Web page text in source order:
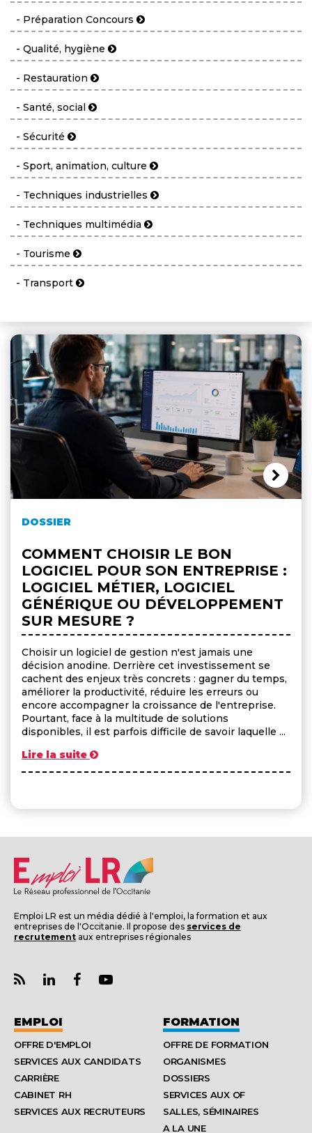
- Préparation Concours
- Qualité, hygiène
- Restauration
- Santé, social
- Sécurité
- Sport, animation, culture
- Techniques industrielles
- Techniques multimédia
- Tourisme
- Transport
DOSSIER
COMMENT CHOISIR LE BON
LOGICIEL POUR SON ENTREPRISE :
LOGICIEL MÉTIER, LOGICIEL
GÉNÉRIQUE OU DÉVELOPPEMENT
SUR MESURE ?
Choisir un logiciel de gestion n'est jamais une
décision anodine. Derrière cet investissement se
cachent des enjeux très concrets : gagner du temps,
améliorer la productivité, réduire les erreurs ou
encore accompagner la croissance de l'entreprise.
Pourtant, face à la multitude de solutions
disponibles, il est parfois difficile de savoir laquelle ...
Lire la suite
Emploi LR est un média dédié à l'emploi, la formation et aux
entreprises de l'Occitanie. Il propose des services de
recrutement aux entreprises régionales
EMPLOI
OFFRE D'EMPLOI
SERVICES AUX CANDIDATS
CARRIÈRE
CABINET RH
SERVICES AUX RECRUTEURS
FORMATION
OFFRE DE FORMATION
ORGANISMES
DOSSIERS
SERVICES AUX OF
SALLES, SÉMINAIRES
A LA UNE